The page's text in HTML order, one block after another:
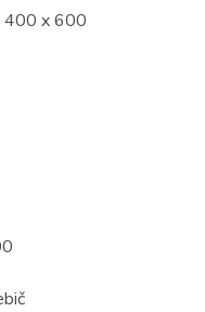
400 x 600